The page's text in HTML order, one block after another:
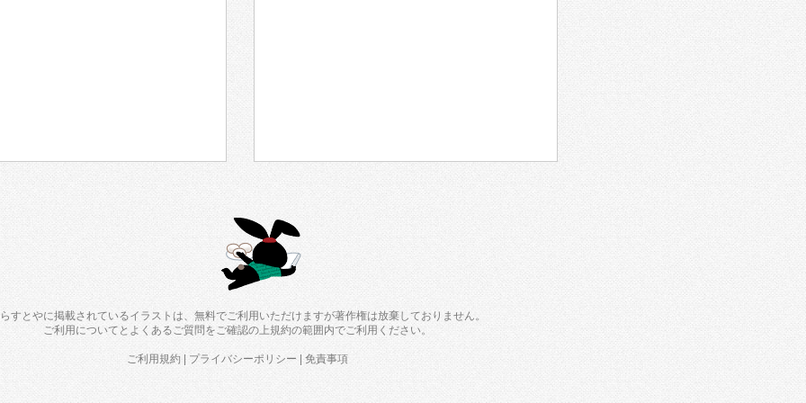
すとやに掲載されているイラストは、無料でご利用いただけますが著作権は放棄しておりません。
ご利用について と よくあるご質問をご確認の上規約の範囲内でご利用ください。
ご利用規約 | プライバシーポリシー |免責事項